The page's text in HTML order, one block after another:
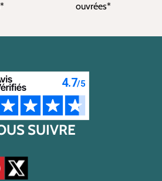
ouvrées*
SUIVRE
YouTube
compte Instagram
notre page Facebook
à notre compte Pinterest
Accéder à notre compte Twitter/X